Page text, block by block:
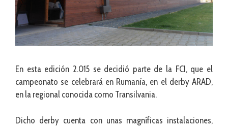
En esta edición 2.015 se decidió parte de la FCI, que el
campeonato se celebrará en Rumanía, en el derby ARAD,
en la regional conocida como Transilvania.
Dicho derby cuenta con unas magníficas instalaciones,